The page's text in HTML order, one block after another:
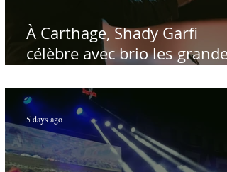
À Carthage, Shady Garfi
célèbre avec brio les grandes
Par Sofien Manaï
5 days ago